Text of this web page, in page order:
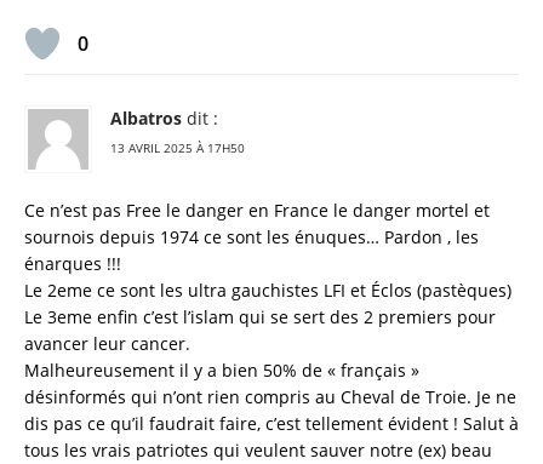
0
Albatros dit :
13 AVRIL 2025 À 17H50
Ce n’est pas Free le danger en France le danger mortel et
sournois depuis 1974 ce sont les énuques… Pardon , les
énarques !!!
Le 2eme ce sont les ultra gauchistes LFI et Éclos (pastèques)
Le 3eme enfin c’est l’islam qui se sert des 2 premiers pour
avancer leur cancer.
Malheureusement il y a bien 50% de « français »
désinformés qui n’ont rien compris au Cheval de Troie. Je ne
dis pas ce qu’il faudrait faire, c’est tellement évident ! Salut à
tous les vrais patriotes qui veulent sauver notre (ex) beau